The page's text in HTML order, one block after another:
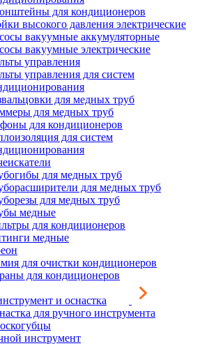
для кондиционеров
высокого давления электрические
вакуумные аккумуляторные
вакуумные электрические
управления
управления для систем
для медных труб
для медных труб
для кондиционеров
для систем
для медных труб
для медных труб
для медных труб
медные
для кондиционеров
медные
для очистки кондиционеров
для кондиционеров
и оснастка
для ручного инструмента
инструмент